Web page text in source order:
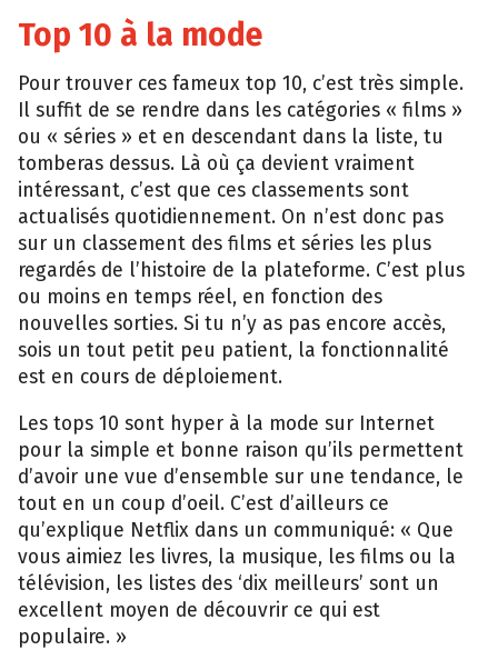
Top 10 à la mode
Pour trouver ces fameux top 10, c’est très simple.
Il suffit de se rendre dans les catégories « films »
ou « séries » et en descendant dans la liste, tu
tomberas dessus. Là où ça devient vraiment
intéressant, c’est que ces classements sont
actualisés quotidiennement. On n’est donc pas
sur un classement des films et séries les plus
regardés de l’histoire de la plateforme. C’est plus
ou moins en temps réel, en fonction des
nouvelles sorties. Si tu n’y as pas encore accès,
sois un tout petit peu patient, la fonctionnalité
est en cours de déploiement.
Les tops 10 sont hyper à la mode sur Internet
pour la simple et bonne raison qu’ils permettent
d’avoir une vue d’ensemble sur une tendance, le
tout en un coup d’oeil. C’est d’ailleurs ce
qu’explique Netflix dans un communiqué: « Que
vous aimiez les livres, la musique, les films ou la
télévision, les listes des ‘dix meilleurs’ sont un
excellent moyen de découvrir ce qui est
populaire. »